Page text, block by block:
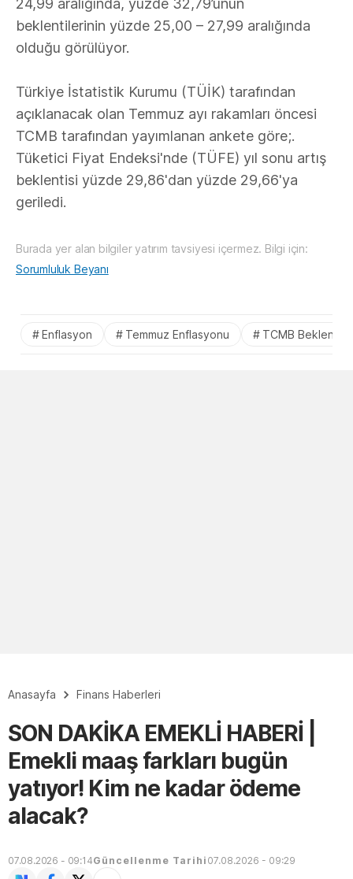
24,99 aralığında, yüzde 32,79’unun
beklentilerinin yüzde 25,00 – 27,99 aralığında
olduğu görülüyor.
Türkiye İstatistik Kurumu (TÜİK) tarafından
açıklanacak olan Temmuz ayı rakamları öncesi
TCMB tarafından yayımlanan ankete göre;.
Tüketici Fiyat Endeksi'nde (TÜFE) yıl sonu artış
beklentisi yüzde 29,86'dan yüzde 29,66'ya
geriledi.
Burada yer alan bilgiler yatırım tavsiyesi içermez. Bilgi için:
Sorumluluk Beyanı
Enflasyon Temmuz Enflasyonu TCMB
Anasayfa Finans Haberleri
SON DAKİKA EMEKLİ HABERİ |
Emekli maaş farkları bugün
yatıyor! Kim ne kadar ödeme
alacak?
07.08.2026 - 09:14Güncellenme Tarihi 07.08.2026 - 09:29